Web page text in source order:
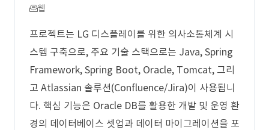
웹
프로젝트는 LG 디스플레이를 위한 의사소통체계 시
스템 구축으로, 주요 기술 스택으로는 Java, Spring
Framework, Spring Boot, Oracle, Tomcat, 그리
고 Atlassian 솔루션(Confluence/Jira)이 사용됩니
다. 핵심 기능은 Oracle DB를 활용한 개발 및 운영 환
경의 데이터베이스 셋업과 데이터 마이그레이션을 포